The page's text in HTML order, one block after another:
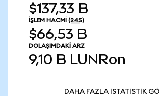
$137,33 B
İŞLEM HACMI (24S)
$66,53 B
DOLAŞIMDAKI ARZ
9,10 B LUNRon
DAHA FAZLA İSTATİSTİK